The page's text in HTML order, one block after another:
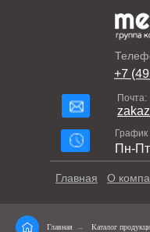
+7
Почта:
Пн-
О
Главная
Главная → Каталог